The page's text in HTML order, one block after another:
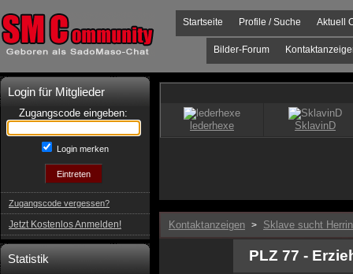
Aktuell
Profile / Suche
Startseite
Bilder-Forum
Login für Mitglieder
Zugangscode eingeben:
Login merken
Zugangscode vergessen?
Jetzt Kostenlos Anmelden!
Statistik
Kontaktanzeigen > Sklave sucht Herrin
PLZ 77 -